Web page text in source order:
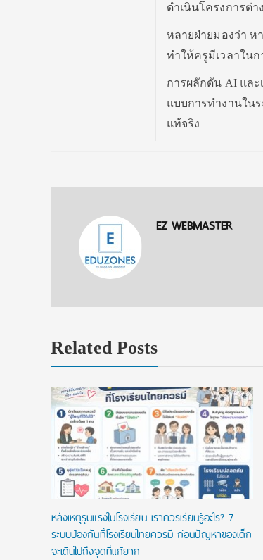
ดำเนินโครงการต่
หลายฝ่ายมองว่า ห
ทำให้ครูมีเวลาใน
การผลักดัน AI แล
แบบการทำงานใน
แท้จริง
EZ WEBMASTER
Related Posts
หลังเหตุรุนแรงในโรงเรียน เราควรเรียนรู้อะไร? 7
ระบบป้องกันที่โรงเรียนไทยควรมี ก่อนปัญหาของเด็ก
จะเดินไปถึงจุดที่แก้ยาก